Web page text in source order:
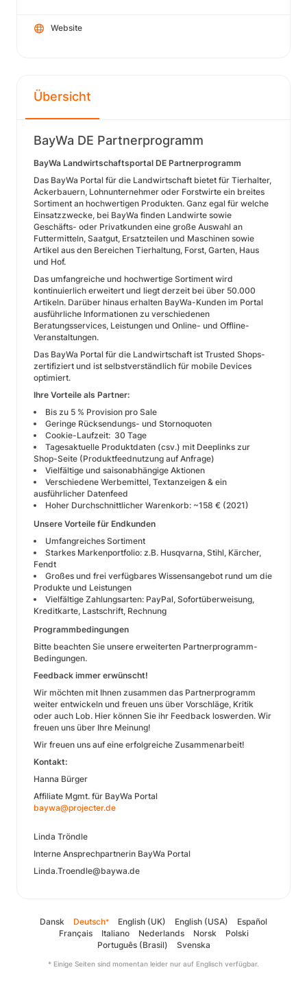
Website
Übersicht
BayWa DE Partnerprogramm
BayWa Landwirtschaftsportal DE Partnerprogramm
Das BayWa Portal für die Landwirtschaft bietet für Tierhalter,
Ackerbauern, Lohnunternehmer oder Forstwirte ein breites
Sortiment an hochwertigen Produkten. Ganz egal für welche
Einsatzzwecke, bei BayWa finden Landwirte sowie
Geschäfts- oder Privatkunden eine große Auswahl an
Futtermitteln, Saatgut, Ersatzteilen und Maschinen sowie
Artikel aus den Bereichen Tierhaltung, Forst, Garten, Haus
und Hof.
Das umfangreiche und hochwertige Sortiment wird
kontinuierlich erweitert und liegt derzeit bei über 50.000
Artikeln. Darüber hinaus erhalten BayWa-Kunden im Portal
ausführliche Informationen zu verschiedenen
Beratungsservices, Leistungen und Online- und Offline-
Veranstaltungen.
Das BayWa Portal für die Landwirtschaft ist Trusted Shops-
zertifiziert und ist selbstverständlich für mobile Devices
optimiert.
Ihre Vorteile als Partner:
Bis zu 5 % Provision pro Sale
Geringe Rücksendungs- und Stornoquoten
Cookie-Laufzeit: 30 Tage
Tagesaktuelle Produktdaten (csv.) mit Deeplinks zur
Shop-Seite (Produktfeednutzung auf Anfrage)
Vielfältige und saisonabhängige Aktionen
Verschiedene Werbemittel, Textanzeigen & ein
ausführlicher Datenfeed
Hoher Durchschnittlicher Warenkorb: ~158 € (2021)
Unsere Vorteile für Endkunden
Umfangreiches Sortiment
Starkes Markenportfolio: z.B. Husqvarna, Stihl, Kärcher,
Fendt
Großes und frei verfügbares Wissensangebot rund um die
Produkte und Leistungen
Vielfältige Zahlungsarten: PayPal, Sofortüberweisung,
Kreditkarte, Lastschrift, Rechnung
Programmbedingungen
Bitte beachten Sie unsere erweiterten Partnerprogramm-
Bedingungen.
Feedback immer erwünscht!
Wir möchten mit Ihnen zusammen das Partnerprogramm
weiter entwickeln und freuen uns über Vorschläge, Kritik
oder auch Lob. Hier können Sie ihr Feedback loswerden. Wir
freuen uns über Ihre Meinung!
Wir freuen uns auf eine erfolgreiche Zusammenarbeit!
Kontakt:
Hanna Bürger
Affiliate Mgmt. für BayWa Portal
baywa@projecter.de
Linda Tröndle
Interne Ansprechpartnerin BayWa Portal
Linda.Troendle@baywa.de
Dansk Deutsch* English (UK) English (USA)
Español
Français
Italiano Nederlands Norsk
Polski
Português (Brasil)
Svenska
* Einige Seiten sind momentan leider nur auf Englisch verfügbar.